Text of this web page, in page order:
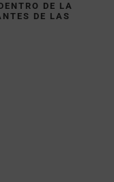
DE LA
DE LAS